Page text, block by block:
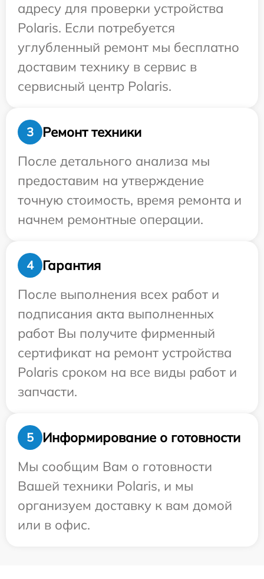
адресу для проверки устройства
Polaris. Если потребуется
углубленный ремонт мы бесплатно
доставим технику в сервис в
сервисный центр Polaris.
3
Ремонт техники
После детального анализа мы
предоставим на утверждение
точную стоимость, время ремонта и
начнем ремонтные операции.
4
Гарантия
После выполнения всех работ и
подписания акта выполненных
работ Вы получите фирменный
сертификат на ремонт устройства
Polaris сроком на все виды работ и
запчасти.
5
Информирование о готовности
Мы сообщим Вам о готовности
Вашей техники Polaris, и мы
организуем доставку к вам домой
или в офис.